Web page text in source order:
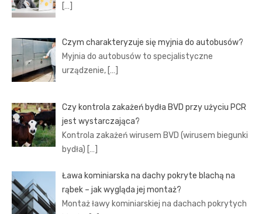
[…]
Czym charakteryzuje się myjnia do autobusów?
Myjnia do autobusów to specjalistyczne
urządzenie, […]
Czy kontrola zakażeń bydła BVD przy użyciu PCR
jest wystarczająca?
Kontrola zakażeń wirusem BVD (wirusem biegunki
bydła) […]
Ława kominiarska na dachy pokryte blachą na
rąbek – jak wygląda jej montaż?
Montaż ławy kominiarskiej na dachach pokrytych